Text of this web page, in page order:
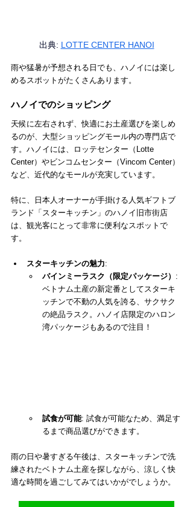
出典: LOTTE CENTER HANOI
雨や猛暑が予想される日でも、ハノイには楽し
めるスポットがたくさんあります。
ハノイでのショッピング
天候に左右されず、快適にお土産選びを楽しめ
るのが、大型ショッピングモール内の専門店で
す。ハノイには、ロッテセンター（Lotte
Center）やビンコムセンター（Vincom Center）
など、近代的なモールが充実しています。
特に、日本人オーナーが手掛ける人気ギフトブ
ランド「スターキッチン」のハノイ旧市街店
は、観光客にとって非常に便利なスポットで
す。
スターキッチンの魅力:
バインミーラスク（限定パッケージ） :
ベトナム土産の新定番としてスターキ
ッチンで不動の人気を誇る、サクサク
の絶品ラスク。ハノイ店限定のハロン
湾パッケージもあるので注目！
試食が可能: 試食が可能なため、満足す
るまで商品選びができます。
雨の日や暑すぎる午後は、スターキッチンで洗
練されたベトナム土産を探しながら、涼しく快
適な時間を過ごしてみてはいかがでしょうか。